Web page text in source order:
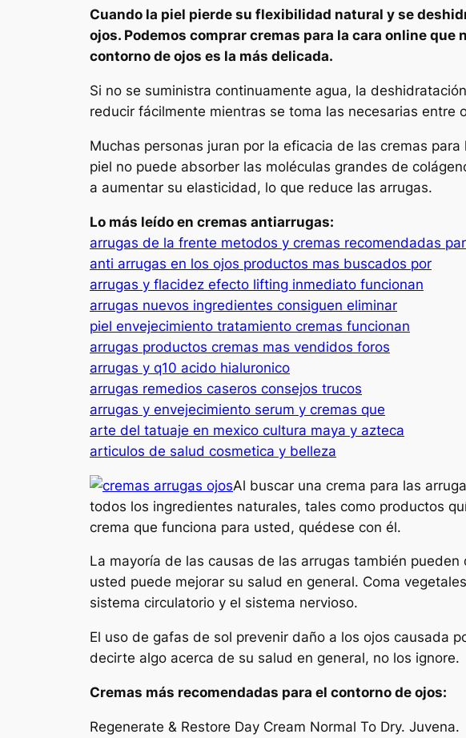
Cuando la piel pierde su flexibilidad natural y se
ojos. Podemos comprar cremas para la cara online
contorno de ojos es la más delicada.
Si no se suministra continuamente agua, la
reducir fácilmente mientras se toma las necesarias entre
Muchas personas juran por la eficacia de las cremas
piel no puede absorber las moléculas grandes de
a aumentar su elasticidad, lo que reduce las arrugas.
Lo más leído en cremas antiarrugas:
arrugas de la frente metodos y cremas recomendadas
anti arrugas en los ojos productos mas buscados por
arrugas y flacidez efecto lifting inmediato funcionan
arrugas nuevos ingredientes consiguen eliminar
piel envejecimiento tratamiento cremas funcionan
arrugas productos cremas mas vendidos foros
arrugas y q10 acido hialuronico
arrugas remedios caseros consejos trucos
arrugas y envejecimiento serum y cremas que
arte del tatuaje en mexico cultura maya y azteca
articulos de salud cosmetica y belleza
Al buscar una crema para las
todos los ingredientes naturales, tales como productos
crema que funciona para usted, quédese con él.
La mayoría de las causas de las arrugas también
usted puede mejorar su salud en general. Coma
sistema circulatorio y el sistema nervioso.
El uso de gafas de sol prevenir daño a los ojos causada
decirte algo acerca de su salud en general, no los ignore.
Cremas más recomendadas para el contorno de ojos:
Regenerate & Restore Day Cream Normal To Dry. Juvena.